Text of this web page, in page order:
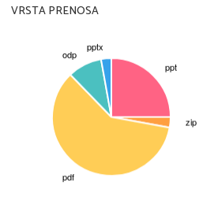
pa reducira
VRSTA PRENOSA